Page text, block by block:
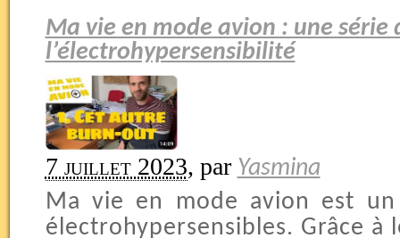
Ma vie en mode avion : une série
l’électrohypersensibilité
7 juillet 2023, par Yasmina
Ma vie en mode avion est
électrohypersensibles. Grâce à